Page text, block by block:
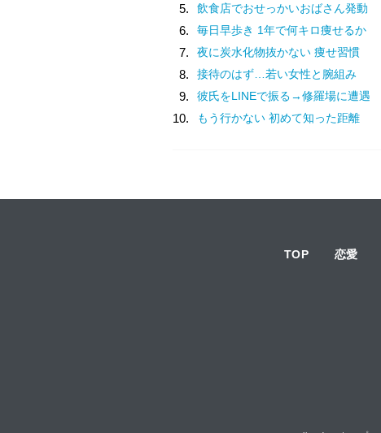
5. 飲食店でおせっかいおばさん発動
6. 毎日早歩き 1年で何キロ痩せるか
7. 夜に炭水化物抜かない 痩せ習慣
8. 接待のはず…若い女性と腕組み
9. 彼氏をLINEで振る→修羅場に遭遇
10. もう行かない 初めて知った距離
TOP 恋愛